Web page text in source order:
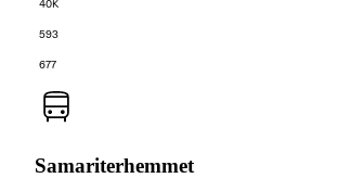
40K
593
677
Samariterhemmet